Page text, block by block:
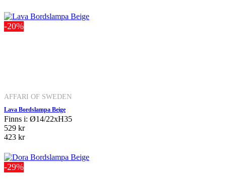
-20%
AFFARI OF SWEDEN
Lava Bordslampa Beige
Finns i: Ø14/22xH35
529 kr
423 kr
-29%